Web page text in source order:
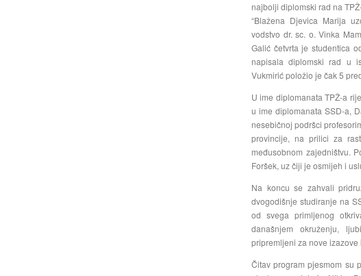
najbolji diplomski rad na
“Blažena Djevica Marija
vodstvo dr. sc. o. Vinka
Galić četvrta je studentica
napisala diplomski rad u
Vukmirić položio je čak 5
U ime diplomanata TPŽ-a
u ime diplomanata SSD-a,
nesebičnoj podršci
provincije, na prilici za
međusobnom zajedništvu.
Foršek, uz čiji je osmijeh i
Na koncu se zahvali
dvogodišnje studiranje na
od svega primljenog
današnjem okruženju,
pripremljeni za nove izazove
Čitav program pjesmom su